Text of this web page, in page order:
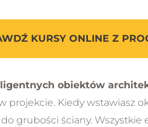
KURSY ONLINE Z
obiektów
projekcie. Kiedy wstawiasz
grubości ściany. Wszystkie